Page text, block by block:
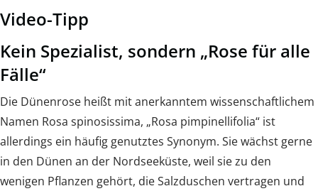
Video-Tipp
Kein Spezialist, sondern „Rose für alle
Fälle“
Die Dünenrose heißt mit anerkanntem wissenschaftlichem
Namen Rosa spinosissima, „Rosa pimpinellifolia“ ist
allerdings ein häufig genutztes Synonym. Sie wächst gerne
in den Dünen an der Nordseeküste, weil sie zu den
wenigen Pflanzen gehört, die Salzduschen vertragen und